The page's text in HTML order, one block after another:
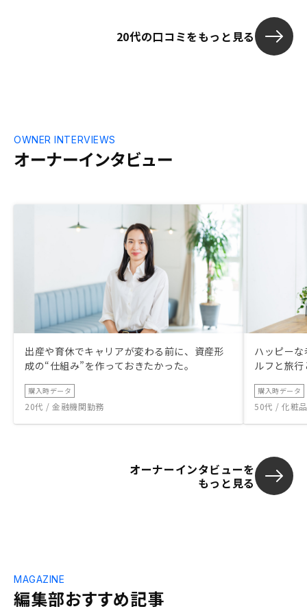
20代の口コミをもっと見る
オーナーインタビュー
OWNER INTERVIEWS
出産や育休でキャリアが変わる前に、資産形
成の“仕組み”を作っておきたかった。
購入時データ
20代 / 金融機関勤務
ハッピー
ルフと旅
購入時データ
50代 / 化粧
オーナーインタビューを
もっと見る
編集部おすすめ記事
MAGAZINE